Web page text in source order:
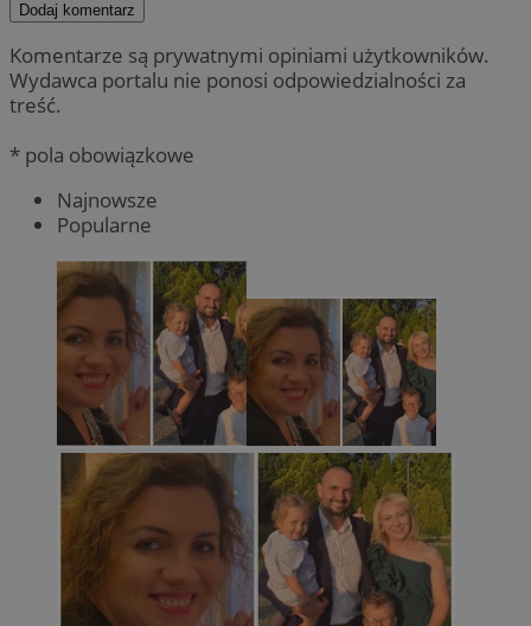
Dodaj komentarz
Komentarze są prywatnymi opiniami użytkowników.
Wydawca portalu nie ponosi odpowiedzialności za
treść.
* pola obowiązkowe
Najnowsze
Popularne